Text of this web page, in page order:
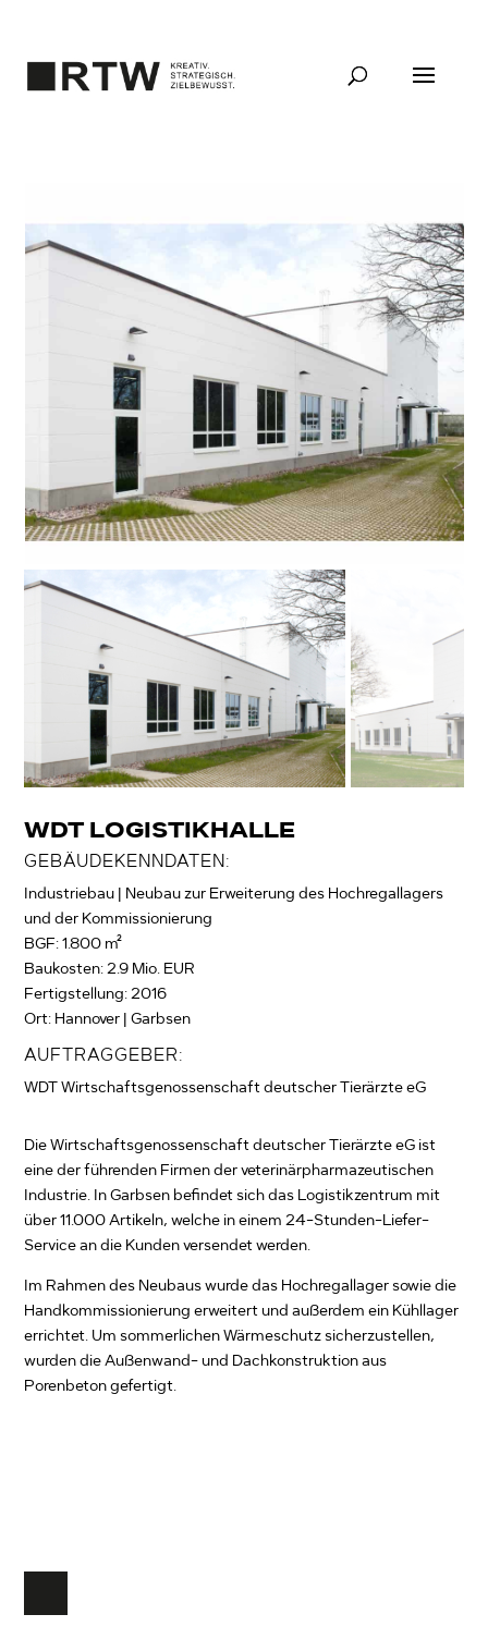
WDT LOGISTIKHALLE
GEBÄUDEKENNDATEN:
Industriebau | Neubau zur Erweiterung des Hochregallagers
und der Kommissionierung
BGF: 1.800 m²
Baukosten: 2.9 Mio. EUR
Fertigstellung: 2016
Ort: Hannover | Garbsen
AUFTRAGGEBER:
WDT Wirtschaftsgenossenschaft deutscher Tierärzte eG
Die Wirtschaftsgenossenschaft deutscher Tierärzte eG ist
eine der führenden Firmen der veterinärpharmazeutischen
Industrie. In Garbsen befindet sich das Logistikzentrum mit
über 11.000 Artikeln, welche in einem 24-Stunden-Liefer-
Service an die Kunden versendet werden.
Im Rahmen des Neubaus wurde das Hochregallager sowie die
Handkommissionierung erweitert und außerdem ein Kühllager
errichtet. Um sommerlichen Wärmeschutz sicherzustellen,
wurden die Außenwand- und Dachkonstruktion aus
Porenbeton gefertigt.